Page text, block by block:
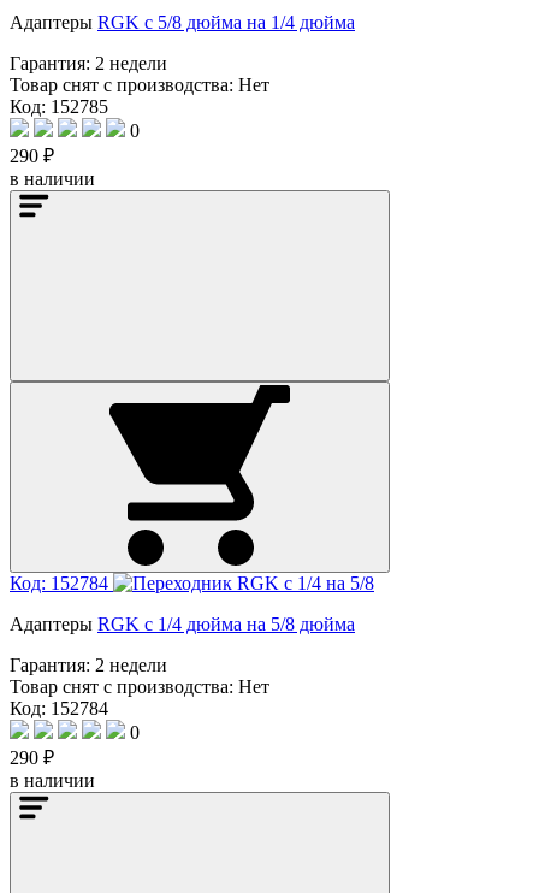
Адаптеры RGK с 5/8 дюйма на 1/4 дюйма
Гарантия: 2 недели
Товар снят с производства: Нет
Код: 152785
0
290 ₽
в наличии
Код: 152784
Адаптеры RGK с 1/4 дюйма на 5/8 дюйма
Гарантия: 2 недели
Товар снят с производства: Нет
Код: 152784
0
290 ₽
в наличии